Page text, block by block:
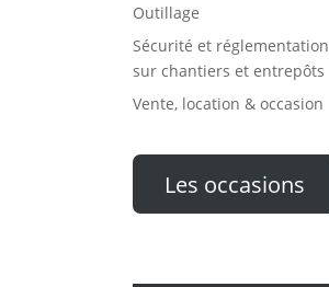
Outillage
Sécurité et réglementation
sur chantiers et entrepôts
Vente, location & occasion
Les occasions